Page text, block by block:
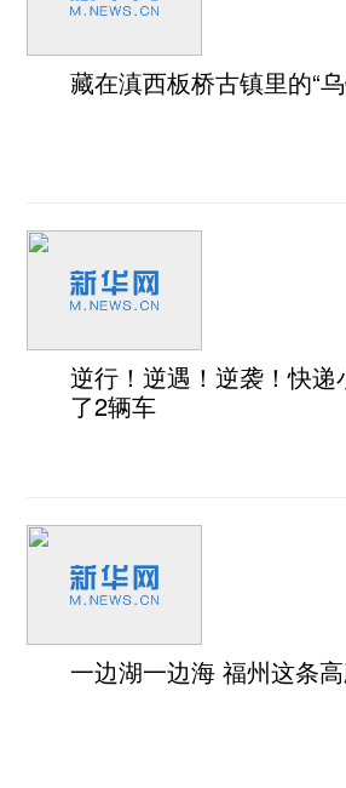
藏在滇西板桥古镇里的“
逆行！逆遇！逆袭！快
了2辆车
一边湖一边海 福州这条